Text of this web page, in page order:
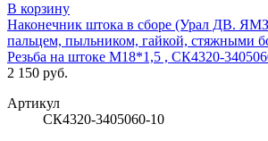
В корзину
Наконечник штока в сборе (Урал ДВ.
пальцем, пыльником, гайкой, стяжными
Резьба на штоке М18*1,5 , СК4320-
2 150 руб.
Артикул
СК4320-3405060-10